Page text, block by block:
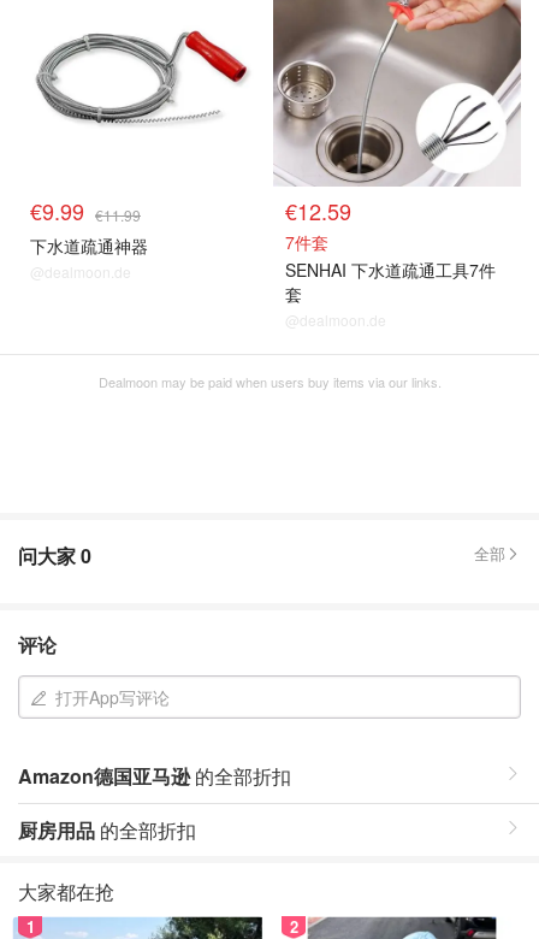
€9.99 €11.99
下水道疏通神器
@dealmoon.de
€12.59
7件套
SENHAI 下水道疏通工具7件
套
@dealmoon.de
Dealmoon may be paid when users buy items via our links.
问大家0 全部
评论
打开App写评论
Amazon德国亚马逊的全部折扣
厨房用品 的全部折扣
大家都在抢
1 2